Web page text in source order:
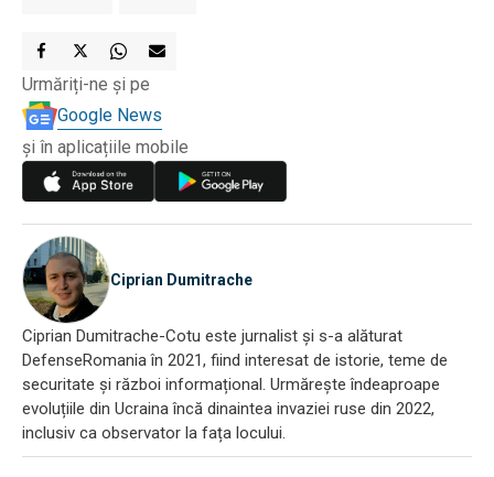
Urmăriți-ne și pe
Google News
și în aplicațiile mobile
Ciprian Dumitrache
Ciprian Dumitrache-Cotu este jurnalist și s-a alăturat
DefenseRomania în 2021, fiind interesat de istorie, teme de
securitate și război informațional. Urmărește îndeaproape
evoluțiile din Ucraina încă dinaintea invaziei ruse din 2022,
inclusiv ca observator la fața locului.